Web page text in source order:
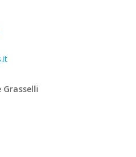
Grasselli